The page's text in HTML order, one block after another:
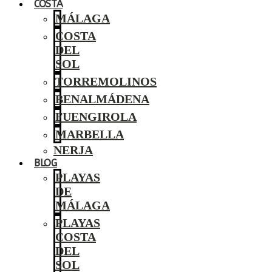
COSTA
MÁLAGA
COSTA
DEL
SOL
TORREMOLINOS
BENALMÁDENA
FUENGIROLA
MARBELLA
NERJA
BLOG
PLAYAS
DE
MÁLAGA
PLAYAS
COSTA
DEL
SOL